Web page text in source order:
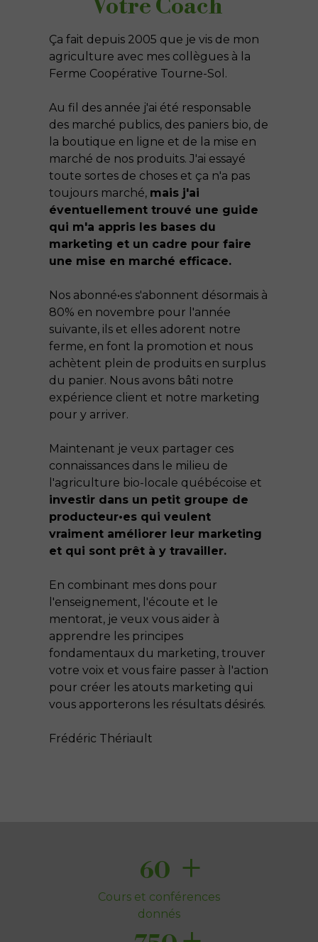
Votre Coach
Ça fait depuis 2005 que je vis de mon
agriculture avec mes collègues à la
Ferme Coopérative Tourne-Sol.
Au fil des année j'ai été responsable
des marché publics, des paniers bio, de
la boutique en ligne et de la mise en
marché de nos produits. J'ai essayé
toute sortes de choses et ça n'a pas
toujours marché, mais j'ai
éventuellement trouvé une guide
qui m'a appris les bases du
marketing et un cadre pour faire
une mise en marché efficace.
Nos abonné•es s'abonnent désormais à
80% en novembre pour l'année
suivante, ils et elles adorent notre
ferme, en font la promotion et nous
achètent plein de produits en surplus
du panier. Nous avons bâti notre
expérience client et notre marketing
pour y arriver.
Maintenant je veux partager ces
connaissances dans le milieu de
l'agriculture bio-locale québécoise et
investir dans un petit groupe de
producteur•es qui veulent
vraiment améliorer leur marketing
et qui sont prêt à y travailler.
En combinant mes dons pour
l'enseignement, l'écoute et le
mentorat, je veux vous aider à
apprendre les principes
fondamentaux du marketing, trouver
votre voix et vous faire passer à l'action
pour créer les atouts marketing qui
vous apporterons les résultats désirés.
Frédéric Thériault
+
60
Cours et conférences
donnés